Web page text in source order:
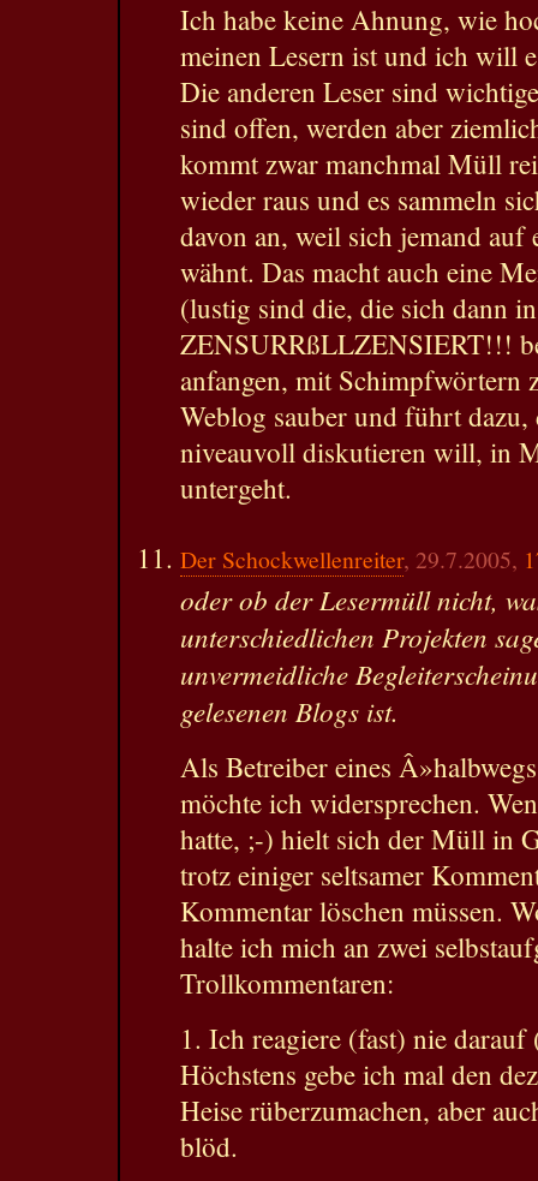
Ich habe keine Ahnung, wie
meinen Lesern ist und ich will
Die anderen Leser sind
sind offen, werden aber
kommt zwar manchmal Müll
wieder raus und es sammeln
davon an, weil sich jemand
wähnt. Das macht auch eine
(lustig sind die, die sich dann
ZENSURRßLLZENSIERT!!!
anfangen, mit Schimpfwörtern
Weblog sauber und führt dazu,
niveauvoll diskutieren will, in
untergeht.
Der Schockwellenreiter, 29.7.2005,
oder ob der Lesermüll nicht,
unterschiedlichen Projekten
unvermeidliche
gelesenen Blogs ist.
Als Betreiber eines
möchte ich widersprechen.
hatte, ;-) hielt sich der Müll in
trotz einiger seltsamer
Kommentar löschen müssen.
halte ich mich an zwei
Trollkommentaren:
1. Ich reagiere (fast) nie darauf
Höchstens gebe ich mal den
Heise rüberzumachen, aber
blöd.